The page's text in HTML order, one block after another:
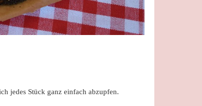
jedes Stück ganz einfach abzupfen.